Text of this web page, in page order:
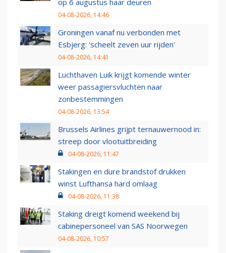
op 6 augustus haar deuren
04-08-2026, 14:46
Groningen vanaf nu verbonden met
Esbjerg: 'scheelt zeven uur rijden'
04-08-2026, 14:41
Luchthaven Luik krijgt komende winter
weer passagiersvluchten naar
zonbestemmingen
04-08-2026, 13:54
Brussels Airlines grijpt ternauwernood in:
streep door vlootuitbreiding
04-08-2026, 11:47
Stakingen en dure brandstof drukken
winst Lufthansa hard omlaag
04-08-2026, 11:38
Staking dreigt komend weekend bij
cabinepersoneel van SAS Noorwegen
04-08-2026, 10:57